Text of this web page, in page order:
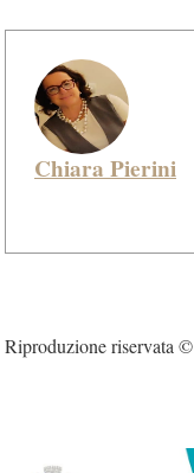
Chiara Pierini
Riproduzione riservata ©